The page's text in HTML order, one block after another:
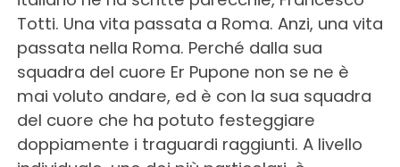
Totti. Una vita passata a Roma. Anzi, una vita
passata nella Roma. Perché dalla sua
squadra del cuore Er Pupone non se ne è
mai voluto andare, ed è con la sua squadra
del cuore che ha potuto festeggiare
doppiamente i traguardi raggiunti. A livello